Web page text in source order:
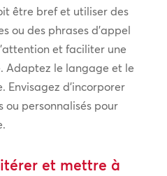
être bref et utiliser des
ou des phrases d’appel
et faciliter une
Adaptez le langage et le
Envisagez d’incorporer
ou personnalisés pour
et mettre à